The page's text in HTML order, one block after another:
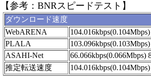
【参考：BNRスピードテスト】
ダウンロード速度
WebARENA
PLALA
ASAHI-Net
66.066kbps(0.066Mbps)
推定転送速度